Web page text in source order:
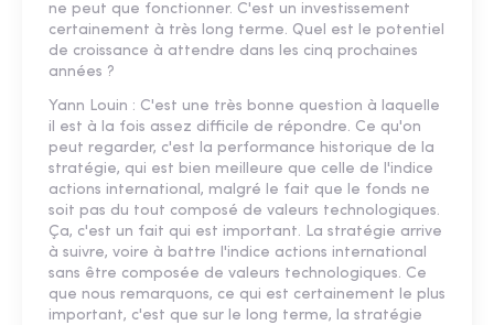
ne peut que fonctionner. C'est un investissement
certainement à très long terme. Quel est le potentiel
de croissance à attendre dans les cinq prochaines
années ?
Yann Louin : C'est une très bonne question à laquelle
il est à la fois assez difficile de répondre. Ce qu'on
peut regarder, c'est la performance historique de la
stratégie, qui est bien meilleure que celle de l'indice
actions international, malgré le fait que le fonds ne
soit pas du tout composé de valeurs technologiques.
Ça, c'est un fait qui est important. La stratégie arrive
à suivre, voire à battre l'indice actions international
sans être composée de valeurs technologiques. Ce
que nous remarquons, ce qui est certainement le plus
important, c'est que sur le long terme, la stratégie